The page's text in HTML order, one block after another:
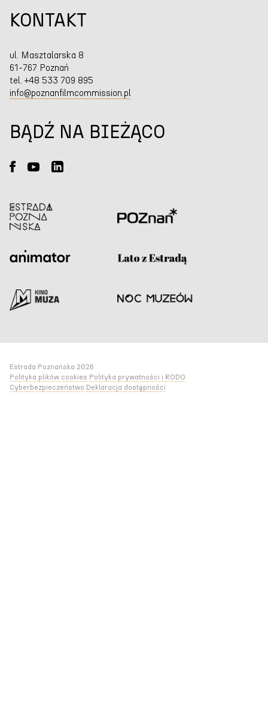
KONTAKT
ul. Masztalarska 8
61-767 Poznań
tel. +48 533 709 895
info@poznanfilmcommission.pl
BĄDŹ NA BIEŻĄCO
Estrada Poznańska 2026
Polityka plików cookies Polityka prywatności i RODO
Cyberbezpieczeństwo Deklaracja dostępności